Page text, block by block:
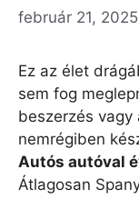
február 21, 2025
Ez az élet
sem fog
beszerzés vagy
nemrégiben
Autós autóval
Átlagosan